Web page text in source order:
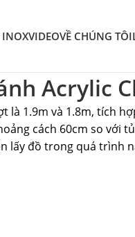
INOXVIDEOVỀ CHÚNG TÔI
Acrylic
là 1.9m và 1.8m, tích
cách 60cm so với
lấy đồ trong quá trình